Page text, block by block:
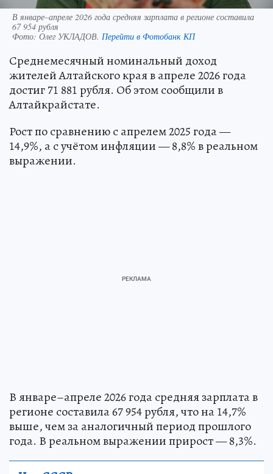
В январе–апреле 2026 года средняя зарплата в регионе составила
67 954 рубля
Фото: Олег УКЛАДОВ. Перейти в Фотобанк КП
Среднемесячный номинальный доход
жителей Алтайского края в апреле 2026 года
достиг 71 881 рубля. Об этом сообщили в
Алтайкрайстате.
Рост по сравнению с апрелем 2025 года —
14,9%, а с учётом инфляции — 8,8% в реальном
выражении.
В январе–апреле 2026 года средняя зарплата в
регионе составила 67 954 рубля, что на 14,7%
выше, чем за аналогичный период прошлого
года. В реальном выражении прирост — 8,3%.